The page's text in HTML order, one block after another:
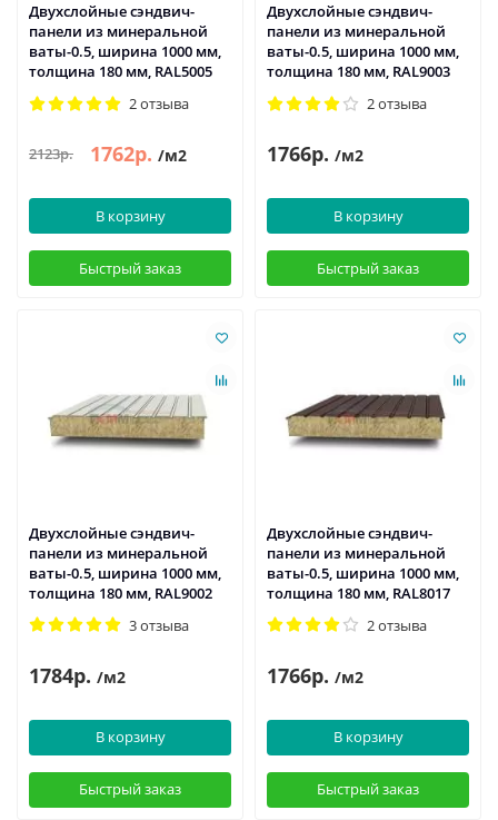
Двухслойные сэндвич-
панели из минеральной
ваты-0.5, ширина 1000 мм,
толщина 180 мм, RAL5005
2 отзыва
2123р. 1762р. /м2
В корзину
Быстрый заказ
Двухслойные сэндвич-
панели из минеральной
ваты-0.5, ширина 1000 мм,
толщина 180 мм, RAL9003
2 отзыва
1766р. /м2
В корзину
Быстрый заказ
Двухслойные сэндвич-
панели из минеральной
ваты-0.5, ширина 1000 мм,
толщина 180 мм, RAL9002
3 отзыва
1784р. /м2
В корзину
Быстрый заказ
Двухслойные сэндвич-
панели из минеральной
ваты-0.5, ширина 1000 мм,
толщина 180 мм, RAL8017
2 отзыва
1766р. /м2
В корзину
Быстрый заказ